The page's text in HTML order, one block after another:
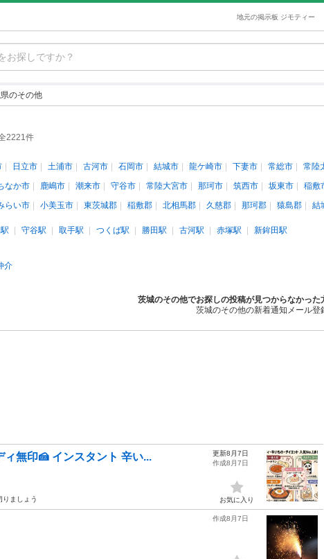
地元の掲示板 ジモティー
のその他
2221件
日立市 土浦市 古河市 石岡市 結城市 龍ケ崎市 下妻市 常総市 常陸
なか市 鹿嶋市 潮来市 守谷市 常陸大宮市 那珂市 筑西市 坂東市 稲敷
らい市 小美玉市 東茨城郡 稲敷郡 北相馬郡 久慈郡 那珂郡 猿島郡 結
守谷駅 取手駅 つくば駅 勝田駅 古河駅 赤塚駅
新鉾田駅
介
茨城のその他でお探しの投稿が見つからなかった
茨城のその他の新着通知メール登
無印🍰 インスタント 辛い...
ましょう
更新8月7日
作成8月7日
お気に入り
作成8月7日